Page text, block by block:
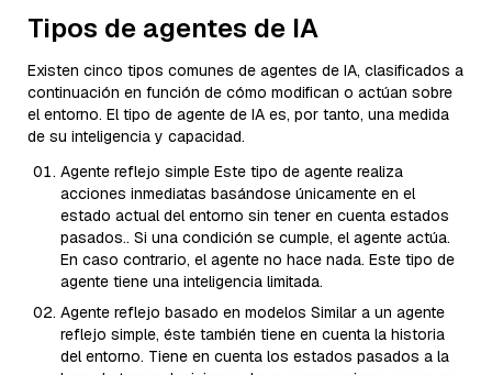
Tipos de agentes de IA
Existen cinco tipos comunes de agentes de IA, clasificados a
continuación en función de cómo modifican o actúan sobre
el entorno. El tipo de agente de IA es, por tanto, una medida
de su inteligencia y capacidad.
Agente reflejo simple Este tipo de agente realiza
acciones inmediatas basándose únicamente en el
estado actual del entorno sin tener en cuenta estados
pasados.. Si una condición se cumple, el agente actúa.
En caso contrario, el agente no hace nada. Este tipo de
agente tiene una inteligencia limitada.
Agente reflejo basado en modelos Similar a un agente
reflejo simple, éste también tiene en cuenta la historia
del entorno. Tiene en cuenta los estados pasados a la